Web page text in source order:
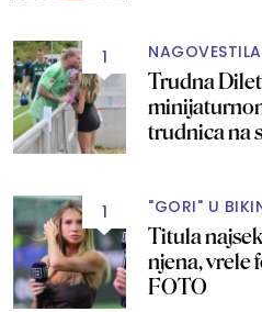
1
Trudna
trudnica na
1 "GORI" U
Titula
njena, vrele
FOTO